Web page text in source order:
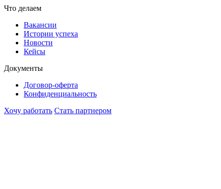
Что делаем
Вакансии
Истории успеха
Новости
Кейсы
Документы
Договор-оферта
Конфиденциальность
Хочу работать Стать партнером